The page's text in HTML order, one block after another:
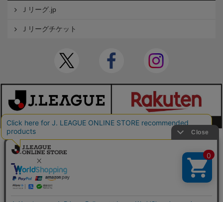
Ｊリーグ.jp
Ｊリーグチケット
本サイトで使用している文章・画像等の無断での複製・転載を禁止します。
© JAPAN PROFESSIONAL FOOTBALL LEAGUE Rakuten Group, Inc. ALL RIGHTS RE